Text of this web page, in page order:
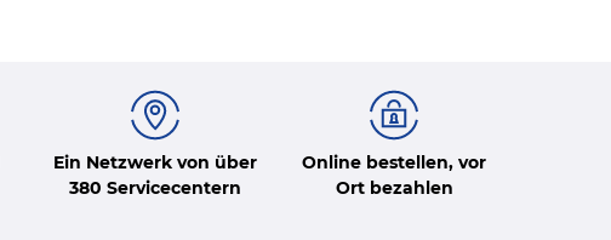
Ein Netzwerk von über
380 Servicecentern
Online bestellen, vor
Ort bezahlen